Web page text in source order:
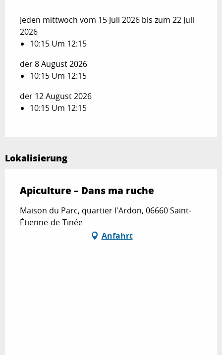
Jeden mittwoch vom 15 Juli 2026 bis zum 22 Juli
2026
10:15 Um 12:15
der 8 August 2026
10:15 Um 12:15
der 12 August 2026
10:15 Um 12:15
Lokalisierung
Apiculture – Dans ma ruche
Maison du Parc, quartier l'Ardon, 06660 Saint-
Étienne-de-Tinée
Anfahrt